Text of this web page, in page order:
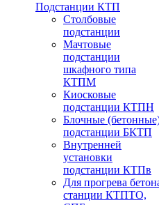
Подстанции КТП
Столбовые
подстанции
Мачтовые
подстанции
шкафного типа
КТПМ
Киосковые
подстанции КТПН
Блочные
подстанции БКТП
Внутренней
установки
подстанции КТПв
Для прогрева
станции КТПТО,